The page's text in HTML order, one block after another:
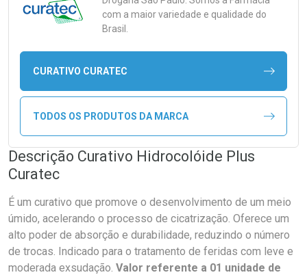
com a maior variedade e qualidade do
Brasil.
CURATIVO CURATEC
TODOS OS PRODUTOS DA MARCA
Descrição Curativo Hidrocolóide Plus
Curatec
É um curativo que promove o desenvolvimento de um meio
úmido, acelerando o processo de cicatrização. Oferece um
alto poder de absorção e durabilidade, reduzindo o número
de trocas. Indicado para o tratamento de feridas com leve e
moderada exsudação. Valor referente a 01 unidade de